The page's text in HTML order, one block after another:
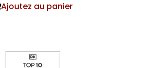
Ajoutez au panier